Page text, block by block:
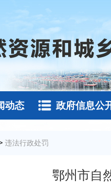
动态 政府信息公
违法行政处罚
鄂州市自